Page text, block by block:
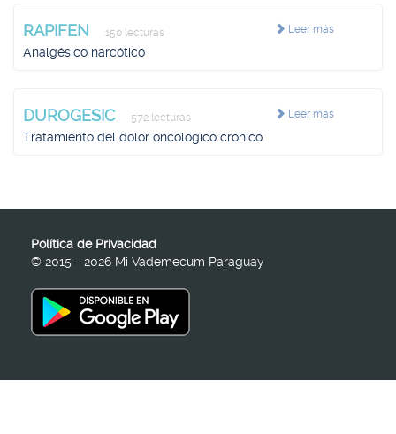
Leer más
RAPIFEN 150 lecturas
Analgésico narcótico
Leer más
DUROGESIC 572 lecturas
Tratamiento del dolor oncológico crónico
Política de Privacidad
© 2015 - 2026 Mi Vademecum Paraguay